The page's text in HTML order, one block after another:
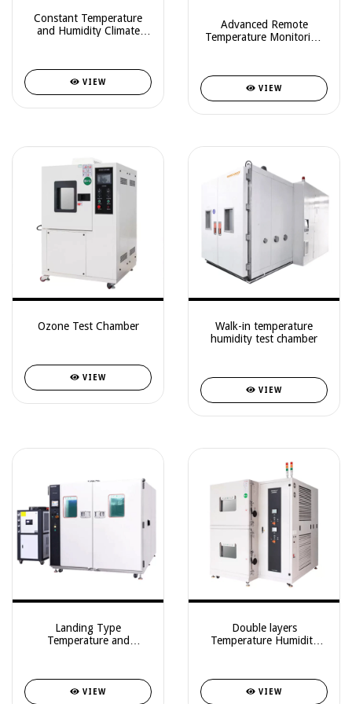
Constant Temperature
and Humidity Climate
Stability Testing, Shelves
up to 45 kg — Series
HHS-500 / HHS-810 /
HHS-106
VIEW
Advanced Remote
Temperature Monitoring
COOL-PRO
VIEW
Ozone Test Chamber
VIEW
Walk-in temperature
humidity test chamber
VIEW
Landing Type
Temperature and
VIEW
Double layers
Temperature Humidity
VIEW